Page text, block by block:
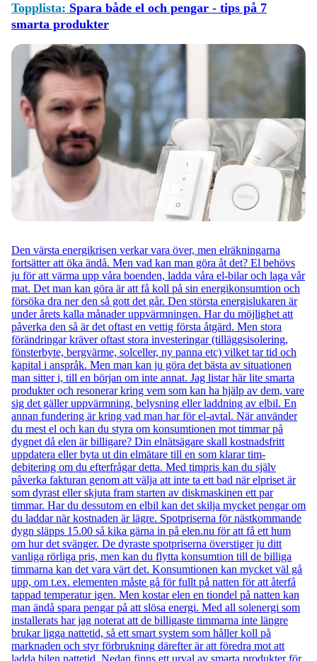
Topplista: Spara både el och pengar - tips på 7
smarta produkter
Den värsta energikrisen verkar vara över, men elräkningarna
fortsätter att öka ändå. Men vad kan man göra åt det? El behövs
ju för att värma upp våra boenden, ladda våra el-bilar och laga vår
mat. Det man kan göra är att få koll på sin energikonsumtion och
försöka dra ner den så gott det går. Den största energislukaren är
under årets kalla månader uppvärmningen. Har du möjlighet att
påverka den så är det oftast en vettig första åtgärd. Men stora
förändringar kräver oftast stora investeringar (tilläggsisolering,
fönsterbyte, bergvärme, solceller, ny panna etc) vilket tar tid och
kapital i anspråk. Men man kan ju göra det bästa av situationen
man sitter i, till en början om inte annat. Jag listar här lite smarta
produkter och resonerar kring vem som kan ha hjälp av dem, vare
sig det gäller uppvärmning, belysning eller laddning av elbil. En
annan fundering är kring vad man har för el-avtal. När använder
du mest el och kan du styra om konsumtionen mot timmar på
dygnet då elen är billigare? Din elnätsägare skall kostnadsfritt
uppdatera eller byta ut din elmätare till en som klarar tim-
debitering om du efterfrågar detta. Med timpris kan du själv
påverka fakturan genom att välja att inte ta ett bad när elpriset är
som dyrast eller skjuta fram starten av diskmaskinen ett par
timmar. Har du dessutom en elbil kan det skilja mycket pengar om
du laddar när kostnaden är lägre. Spotpriserna för nästkommande
dygn släpps 15.00 så kika gärna in på elen.nu för att få ett hum
om hur det svänger. De dyraste spotpriserna överstiger ju ditt
vanliga rörliga pris, men kan du flytta konsumtion till de billiga
timmarna kan det vara värt det. Konsumtionen kan mycket väl gå
upp, om t.ex. elementen måste gå för fullt på natten för att återfå
tappad temperatur igen. Men kostar elen en tiondel på natten kan
man ändå spara pengar på att slösa energi. Med all solenergi som
installerats har jag noterat att de billigaste timmarna inte längre
brukar ligga nattetid, så ett smart system som håller koll på
marknaden och styr förbrukning därefter är att föredra mot att
ladda bilen nattetid. Nedan finns ett urval av smarta produkter för